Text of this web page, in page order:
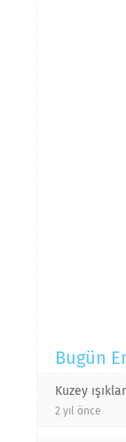
Bugün
Kuzey
2 yıl önce